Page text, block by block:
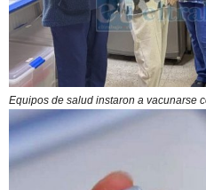
Equipos de salud instaron a vacunarse